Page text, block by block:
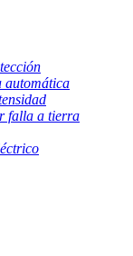
automática
falla a tierra